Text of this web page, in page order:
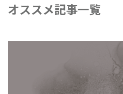
オススメ記事一覧